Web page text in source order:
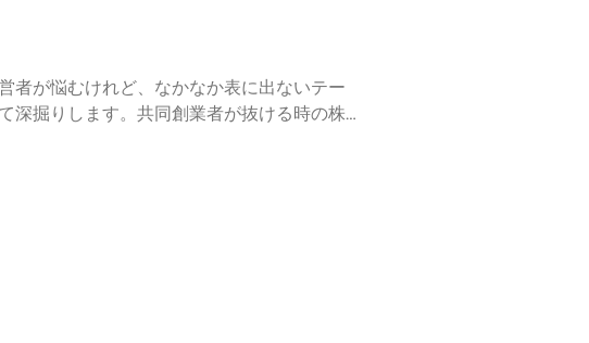
者が悩むけれど、なかなか表に出ないテー
掘りします。共同創業者が抜ける時の株式
転。こうした場面で、「時価」ではなく
ながらも、事業を止めるわけにはいかな
エピソードが、あなたの税務対策の一助とな